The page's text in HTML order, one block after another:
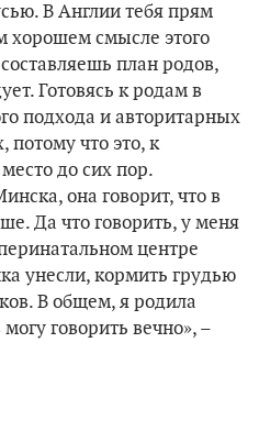
В Англии тебя прям
хорошем смысле этого
план родов,
Готовясь к родам в
подхода и авторитарных
что это, к
до сих пор.
она говорит, что в
Да что говорить, у меня
центре
унесли, кормить грудью
В общем, я родила
говорить вечно», –